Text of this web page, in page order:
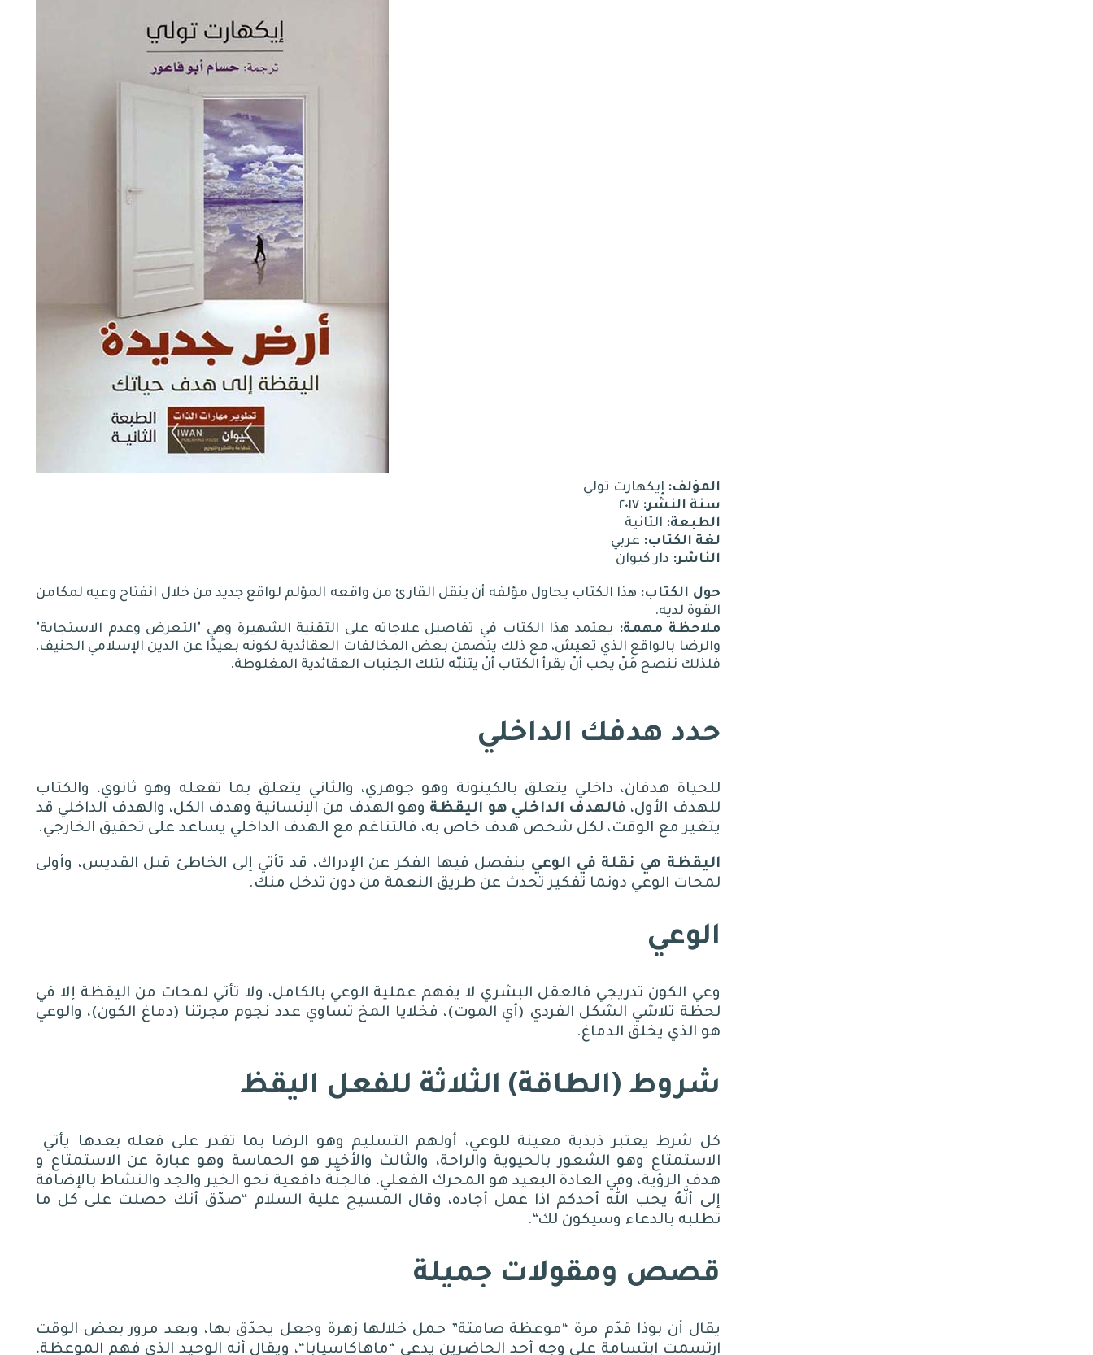
المؤلف: إيكهارت تولي
سنة النشر: ٢٠١٧
الطبعة: الثانية
لغة الكتاب: عربي
الناشر: دار كيوان
حول الكتاب: هذا الكتاب يحاول مؤلفه أن ينقل القارئ من واقعه المؤلم لواقع جديد من خلال انفتاح وعيه لمكامن
القوة لديه.
ملاحظة مهمة: يعتمد هذا الكتاب في تفاصيل علاجاته على التقنية الشهيرة وهي "التعرض وعدم الاستجابة"
والرضا بالواقع الذي تعيش، مع ذلك يتضمن بعض المخالفات العقائدية لكونه بعيدًا عن الدين الإسلامي الحنيف،
فلذلك ننصح مَنْ يحب أنْ يقرأ الكتاب أنْ يتنبّه لتلك الجنبات العقائدية المغلوطة.
حدد هدفك الداخلي
للحياة هدفان، داخلي يتعلق بالكينونة وهو جوهري، والثاني يتعلق بما تفعله وهو ثانوي، والكتاب
للهدف الأول، فالهدف الداخلي هو اليقظة وهو الهدف من الإنسانية وهدف الكل، والهدف الداخلي قد
يتغير مع الوقت، لكل شخص هدف خاص به، فالتناغم مع الهدف الداخلي يساعد على تحقيق الخارجي.
اليقظة هي نقلة في الوعي ينفصل فيها الفكر عن الإدراك، قد تأتي إلى الخاطئ قبل القديس، وأولى
لمحات الوعي دونما تفكير تحدث عن طريق النعمة من دون تدخل منك .
الوعي
وعي الكون تدريجي فالعقل البشري لا يفهم عملية الوعي بالكامل، ولا تأتي لمحات من اليقظة إلا في
لحظة تلاشي الشكل الفردي (أي الموت)، فخلايا المخ تساوي عدد نجوم مجرتنا (دماغ الكون)، والوعي
هو الذي يخلق الدماغ.
شروط (الطاقة) الثلاثة للفعل اليقظ
كل شرط يعتبر ذبذبة معينة للوعي، أولهم التسليم وهو الرضا بما تقدر على فعله بعدها يأتي
الاستمتاع وهو الشعور بالحيوية والراحة، والثالث والأخير هو الحماسة وهو عبارة عن الاستمتاع و
هدف الرؤية، وفي العادة البعيد هو المحرك الفعلي، فالجنَّة دافعية نحو الخير والجد والنشاط بالإضافة
إلى أنَّهُ يحب الله أحدكم اذا عمل أجاده، وقال المسيح علية السلام “صدّق أنك حصلت على كل ما
تطلبه بالدعاء وسيكون لك“.
قصص ومقولات جميلة
يقال أن بوذا قدّم مرة “موعظة صامتة” حمل خلالها زهرة وجعل يحدّق بها، وبعد مرور بعض الوقت
ارتسمت ابتسامة على وجه أحد الحاضرين يدعى “ماهاكاسيابا“، ويقال أنه الوحيد الذي فهم الموعظة،